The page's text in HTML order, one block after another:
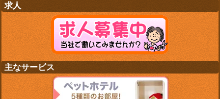
求人
主なサービス